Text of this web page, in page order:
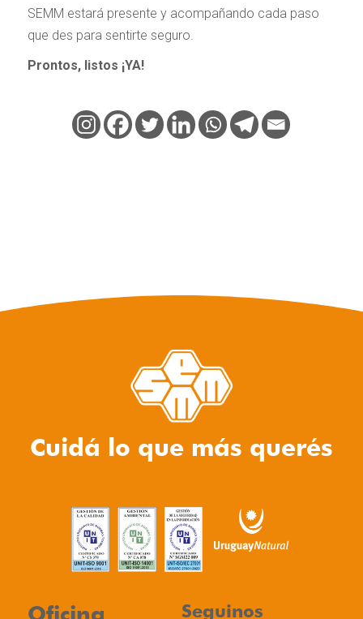
SEMM estará presente y acompañando cada paso
que des para sentirte seguro.
Prontos, listos ¡YA!
Cuidá lo que más querés
Oficina Seguinos